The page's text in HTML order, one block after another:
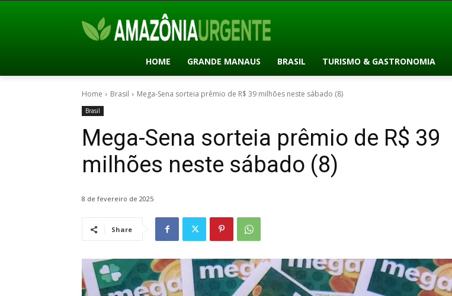
HOME GRANDE MANAUS BRASIL TURISMO & GASTRONOMIA
Home Brasil Mega-Sena sorteia prêmio de R$ 39 milhões neste sábado (8)
Brasil
Mega-Sena sorteia prêmio de R$ 39
milhões neste sábado (8)
8 de fevereiro de 2025
Share